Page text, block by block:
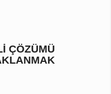
ÇÖZÜMÜ